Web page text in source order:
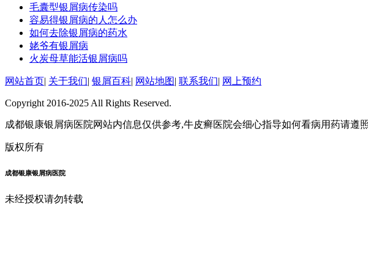
毛囊型银屑病传染吗
容易得银屑病的人怎么办
如何去除银屑病的药水
姥爷有银屑病
火炭母草能活银屑病吗
网站首页| 关于我们| 银屑百科| 网站地图| 联系我们| 网上预约
Copyright 2016-2025 All Rights Reserved.
成都银康银屑病医院网站内信息仅供参考,牛皮癣医院会细心指导如何看病用药请遵
版权所有
成都银康银屑病医院
未经授权请勿转载